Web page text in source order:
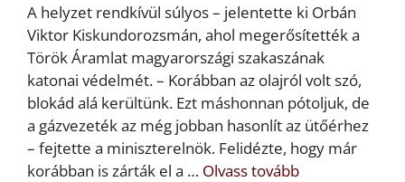
A helyzet rendkívül súlyos – jelentette ki Orbán
Viktor Kiskundorozsmán, ahol megerősítették a
Török Áramlat magyarországi szakaszának
katonai védelmét. – Korábban az olajról volt szó,
blokád alá kerültünk. Ezt máshonnan pótoljuk, de
a gázvezeték az még jobban hasonlít az ütőérhez
– fejtette a miniszterelnök. Felidézte, hogy már
korábban is zárták el a … Olvass tovább